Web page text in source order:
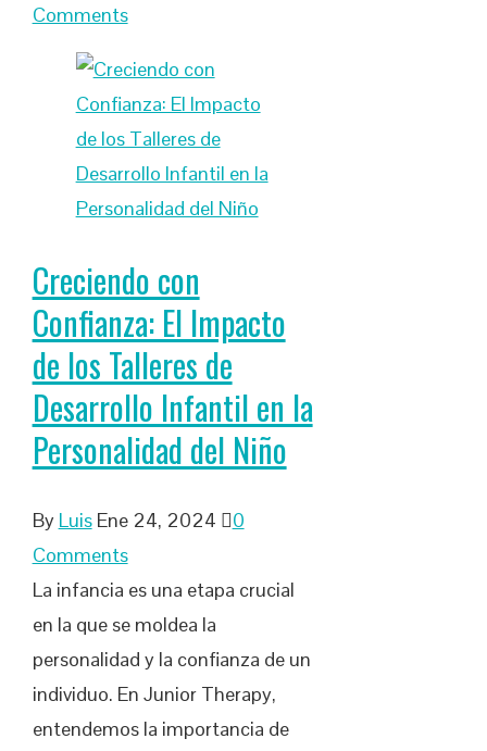
Comments
Creciendo con
Confianza: El Impacto
de los Talleres de
Desarrollo Infantil en la
Personalidad del Niño
By Luis Ene 24, 2024
0
Comments
La infancia es una etapa crucial
en la que se moldea la
personalidad y la confianza de un
individuo. En Junior Therapy,
entendemos la importancia de